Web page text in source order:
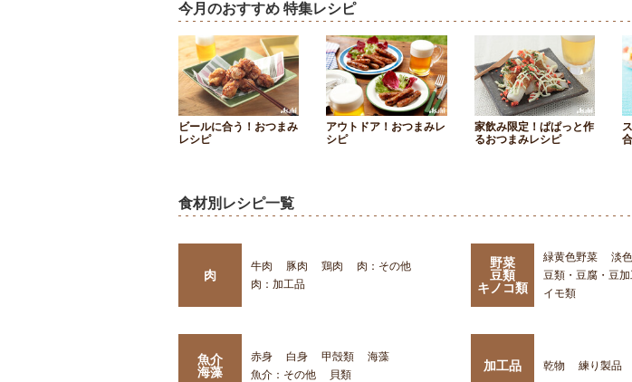
今月のおすすめ 特集レシピ
ビールに合う！おつまみ
レシピ
アウトドア！おつまみレ
シピ
家飲み限定！ぱぱっと作
るおつまみレシピ
食材別レシピ一覧
肉
牛肉 豚肉 鶏肉
肉：その他
肉：加工品
野菜
豆類
キノコ類
緑黄色野菜
淡
豆類・豆腐・豆
イモ類
魚介
海藻
赤身 白身 甲殻類
海藻
魚介：その他
貝類
加工品 乾物 練り製品